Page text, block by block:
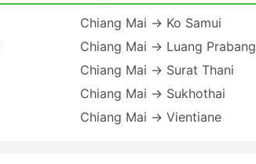
Chiang Mai → Ko Samui
Chiang Mai → Luang Prabang
Chiang Mai → Surat Thani
Chiang Mai → Sukhothai
Chiang Mai → Vientiane